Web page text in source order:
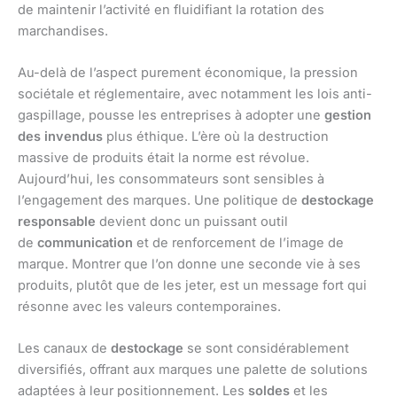
de maintenir l’activité en fluidifiant la rotation des
marchandises.
Au-delà de l’aspect purement économique, la pression
sociétale et réglementaire, avec notamment les lois anti-
gaspillage, pousse les entreprises à adopter une gestion
des invendus plus éthique. L’ère où la destruction
massive de produits était la norme est révolue.
Aujourd’hui, les consommateurs sont sensibles à
l’engagement des marques. Une politique de destockage
responsable devient donc un puissant outil
de communication et de renforcement de l’image de
marque. Montrer que l’on donne une seconde vie à ses
produits, plutôt que de les jeter, est un message fort qui
résonne avec les valeurs contemporaines.
Les canaux de destockage se sont considérablement
diversifiés, offrant aux marques une palette de solutions
adaptées à leur positionnement. Les soldes et les